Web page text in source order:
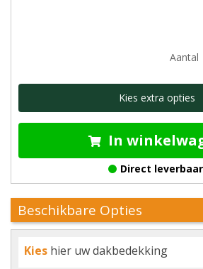
Aantal
Kies extra opties
In
Direct
Beschikbare Opties
Kies hier uw dakbedekking